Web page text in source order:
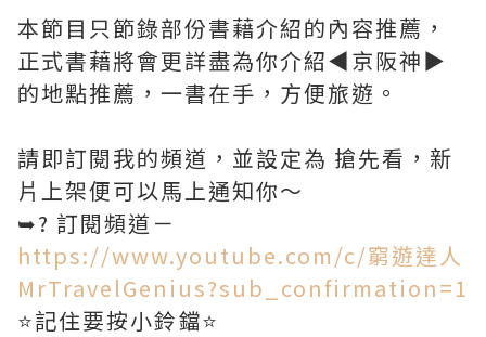
本節目只節錄部份書藉介紹的內容推薦，
正式書藉將會更詳盡為你介紹◀︎京阪神▶︎
的地點推薦，一書在手，方便旅遊。
請即訂閱我的頻道，並設定為 搶先看，新
片上架便可以馬上通知你～
➥? 訂閱頻道－
https://www.youtube.com/c/窮遊達人
MrTravelGenius?sub_confirmation=1
⭐️記住要按小鈴鐺⭐️